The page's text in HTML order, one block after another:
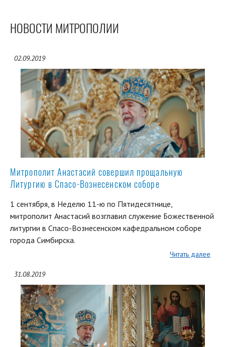
НОВОСТИ МИТРОПОЛИИ
02.09.2019
Митрополит Анастасий совершил прощальную
Литургию в Спасо-Вознесенском соборе
1 сентября, в Неделю 11-ю по Пятидесятнице,
митрополит Анастасий возглавил служение Божественной
литургии в Спасо-Вознесенском кафедральном соборе
города Симбирска.
Читать далее
31.08.2019